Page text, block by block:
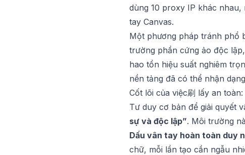
dùng 10 proxy IP khác nhau,
tay Canvas.
Một phương pháp tránh phổ
trường phần cứng ảo độc
hao tổn hiệu suất nghiêm
nền tảng đã có thể nhận
Cốt lõi của việc刷 lấy an
Tư duy cơ bản để giải quyết
sự và độc lập”. Môi trường
Dấu vân tay hoàn toàn duy
chữ, mỗi lần tạo cần ngẫu